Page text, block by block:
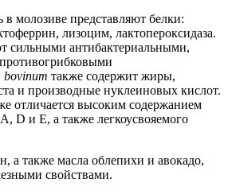
молозиве представляют белки:
лизоцим, лактопероксидаза.
сильными антибактериальными,
также содержит жиры,
и производные нуклеиновых кислот.
отличается высоким содержанием
D и Е, а также легкоусвояемого
а также масла облепихи и авокадо,
свойствами.